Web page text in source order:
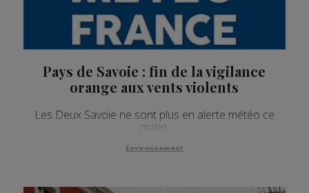
Pays de Savoie : fin de la vigilance
orange aux vents violents
Les Deux Savoie ne sont plus en alerte météo ce
matin.
Environnement